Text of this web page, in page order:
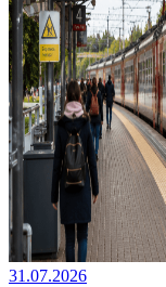
31.07.2026